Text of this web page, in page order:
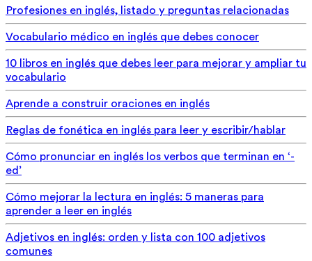
Profesiones en inglés, listado y preguntas relacionadas
Vocabulario médico en inglés que debes conocer
10 libros en inglés que debes leer para mejorar y ampliar tu
vocabulario
Aprende a construir oraciones en inglés
Reglas de fonética en inglés para leer y escribir/hablar
Cómo pronunciar en inglés los verbos que terminan en ‘-
ed’
Cómo mejorar la lectura en inglés: 5 maneras para
aprender a leer en inglés
Adjetivos en inglés: orden y lista con 100 adjetivos
comunes